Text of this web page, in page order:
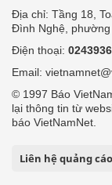
Địa chỉ: Tầng 18,
Đình Nghệ, phường
Điện thoại:
Email:
© 1997 Báo
lại thông tin từ
báo VietNamNet.
Liên hệ quảng cáo